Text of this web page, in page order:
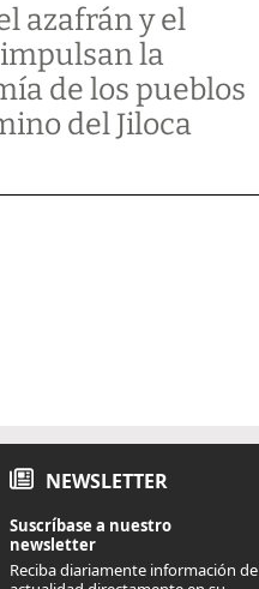
azafrán y el
la
de los pueblos
del Jiloca
NEWSLETTER
Suscríbase a nuestro
newsletter
Reciba diariamente información de